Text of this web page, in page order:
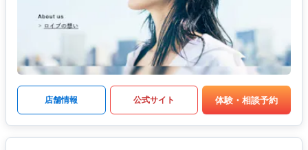
店舗情報 公式サイト 体験・相談予約